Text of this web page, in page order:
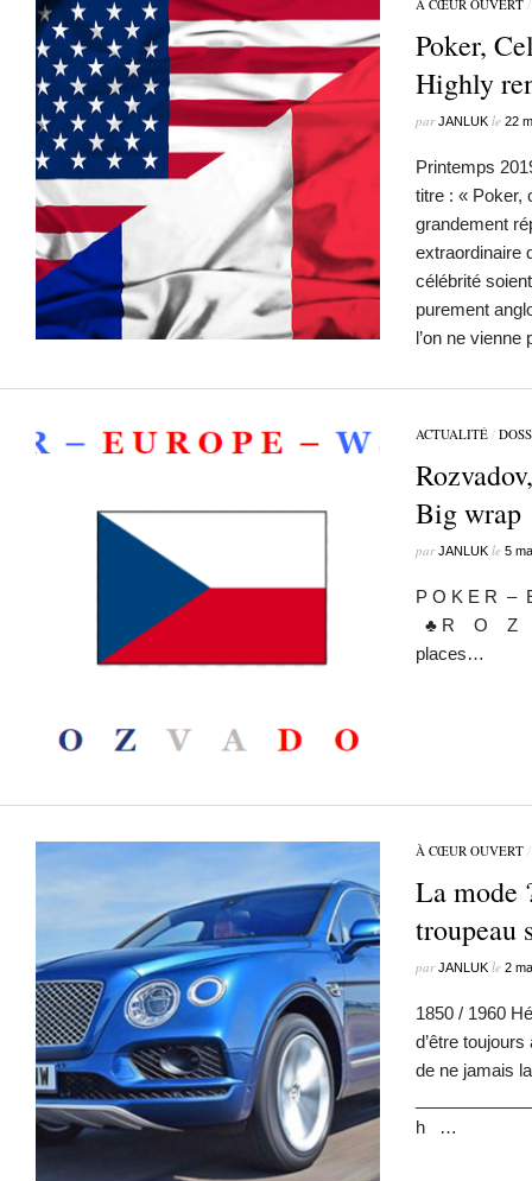
À CŒUR OUVERT
Poker,
Highly
parJANLUK le 22
Printemps
titre : « Poker,
grandement
extraordinaire
célébrité
purement
l’on ne
ACTUALITÉ /
Big wrap
parJANLUK le 5
P O K E R –
♣ R O Z
places…
À CŒUR OUVERT
La mode
troupeau
parJANLUK le 2
1850 / 1960
d’être
de ne jamais
h …